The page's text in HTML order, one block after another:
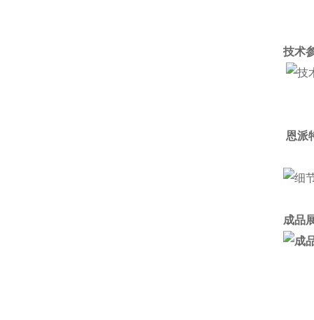
技术
恩派
成品